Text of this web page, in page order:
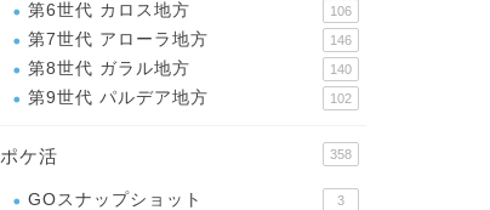
第6世代 カロス地方 106
第7世代 アローラ地方 146
第8世代 ガラル地方 140
第9世代 パルデア地方 102
ポケ活 358
GOスナップショット 3